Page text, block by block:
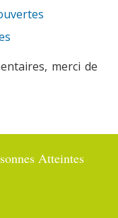
merci de
Atteintes